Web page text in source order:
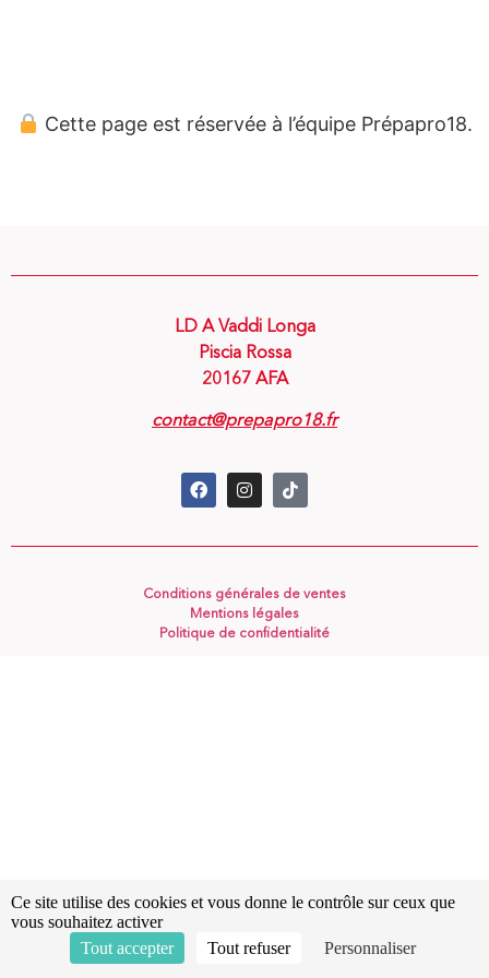
Cette page est réservée à l’équipe Prépapro18.
LD A Vaddi Longa
Piscia Rossa
20167 AFA
contact@prepapro18.fr
Conditions générales de ventes
Mentions légales
Politique de confidentialité
Ce site utilise des cookies et vous donne le contrôle sur ceux que
vous souhaitez activer
Tout accepter
Tout refuser Personnaliser